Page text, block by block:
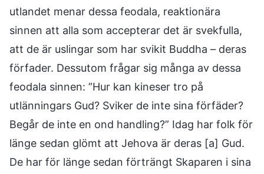
utlandet menar dessa feodala, reaktionära
sinnen att alla som accepterar det är svekfulla,
att de är uslingar som har svikit Buddha – deras
förfader. Dessutom frågar sig många av dessa
feodala sinnen: ”Hur kan kineser tro på
utlänningars Gud? Sviker de inte sina förfäder?
Begår de inte en ond handling?” Idag har folk för
länge sedan glömt att Jehova är deras [a] Gud.
De har för länge sedan förträngt Skaparen i sina